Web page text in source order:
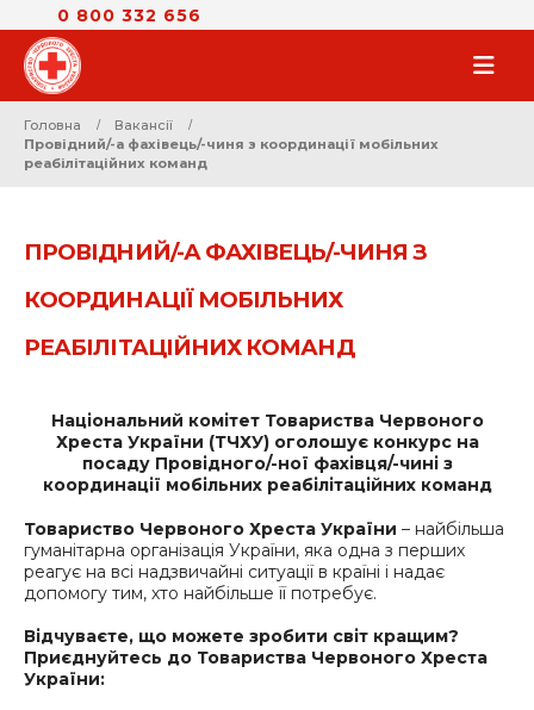
0 800 332 656
Головна
Ваканciї
Провідний/-а фахівець/-чиня з координації мобільних
реабілітаційних команд
ПРОВІДНИЙ/-А ФАХІВЕЦЬ/-ЧИНЯ З
КООРДИНАЦІЇ МОБІЛЬНИХ
РЕАБІЛІТАЦІЙНИХ КОМАНД
Національний комітет Товариства Червоного
Хреста України (ТЧХУ) оголошує конкурс на
посаду Провідного/-ної фахівця/-чині з
координації мобільних реабілітаційних команд
Товариство Червоного Хреста України – найбільша
гуманітарна організація України, яка одна з перших
реагує на всі надзвичайні ситуації в країні і надає
допомогу тим, хто найбільше її потребує.
Відчуваєте, що можете зробити світ кращим?
Приєднуйтесь до Товариства Червоного Хреста
України: